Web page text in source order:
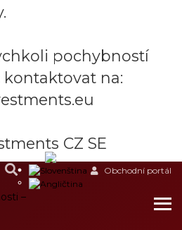
pochybností
na:
CZ SE
Obchodní portál